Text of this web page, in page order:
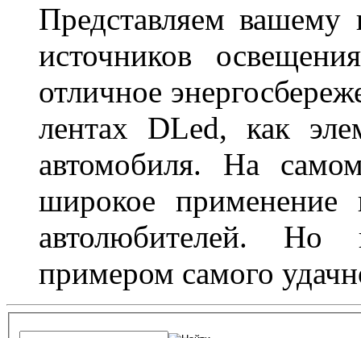
Представляем
источников
отличное
лентах DLed, как
автомобиля. На
широкое
автолюбителей. Но
примером самого